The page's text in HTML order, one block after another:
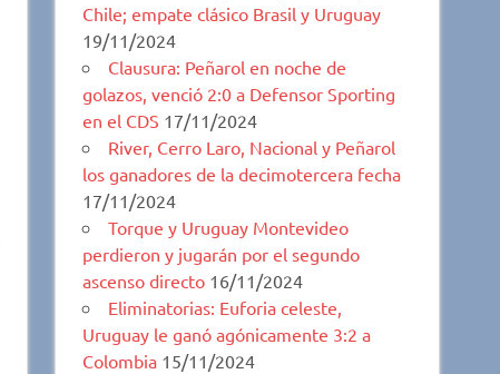
Chile; empate clásico Brasil y Uruguay
19/11/2024
Clausura: Peñarol en noche de
golazos, venció 2:0 a Defensor Sporting
en el CDS 17/11/2024
River, Cerro Laro, Nacional y Peñarol
los ganadores de la decimotercera fecha
17/11/2024
Torque y Uruguay Montevideo
perdieron y jugarán por el segundo
ascenso directo 16/11/2024
Eliminatorias: Euforia celeste,
Uruguay le ganó agónicamente 3:2 a
Colombia 15/11/2024